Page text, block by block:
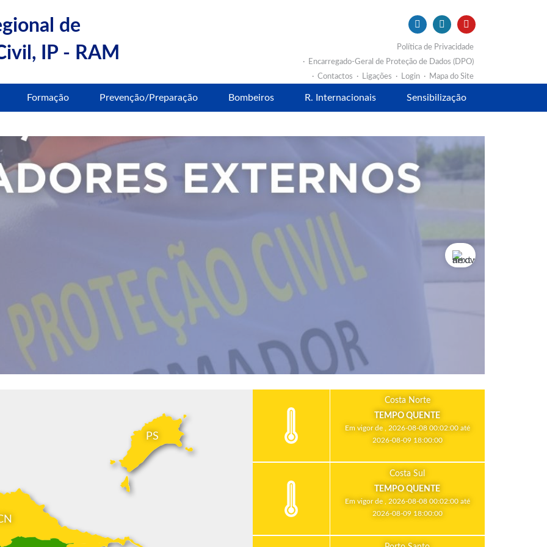
de
IP - RAM
Política de Privacidade
Encarregado-Geral de Proteção de Dados (DPO)
Contactos
Ligações Login Mapa do Site
Formação Prevenção/Preparação Bombeiros R. Internacionais Sensibilização
PS
Costa Norte
TEMPO QUENTE
Em vigor de , 2026-08-08 00:02:00 até
2026-08-09 18:00:00
Costa Sul
TEMPO QUENTE
Em vigor de , 2026-08-08 00:02:00 até
2026-08-09 18:00:00